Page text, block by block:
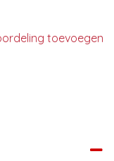
toevoegen